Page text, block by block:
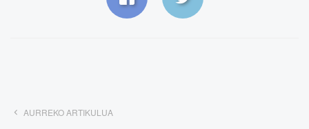
AURREKO ARTIKULUA